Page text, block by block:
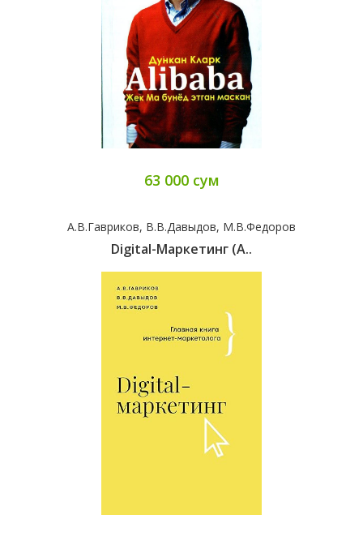
63 000 сум
А.В.Гавриков, В.В.Давыдов, М.В.Федоров
Digital-Маркетинг (А..